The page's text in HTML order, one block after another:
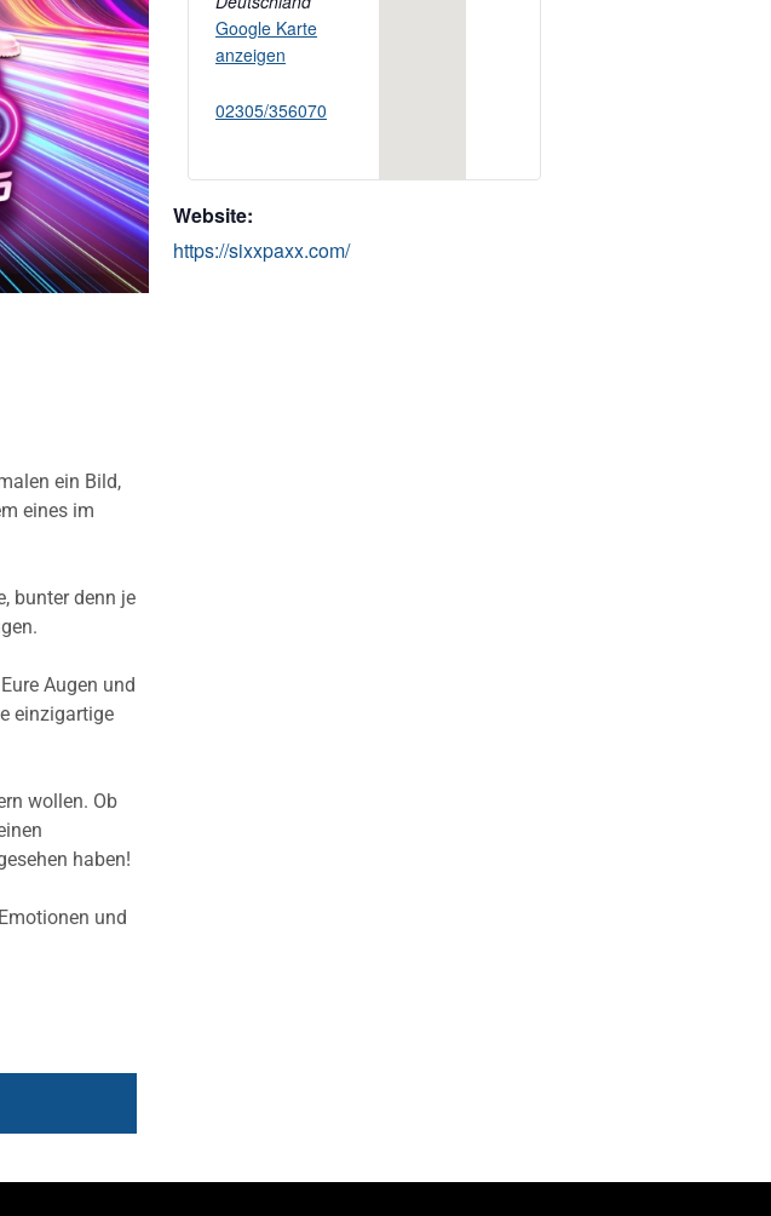
ein Bild,
eines im
bunter denn je
Augen und
einzigartige
wollen. Ob
haben!
und
Google Karte
anzeigen
02305/356070
Website:
https://sixxpaxx.com/